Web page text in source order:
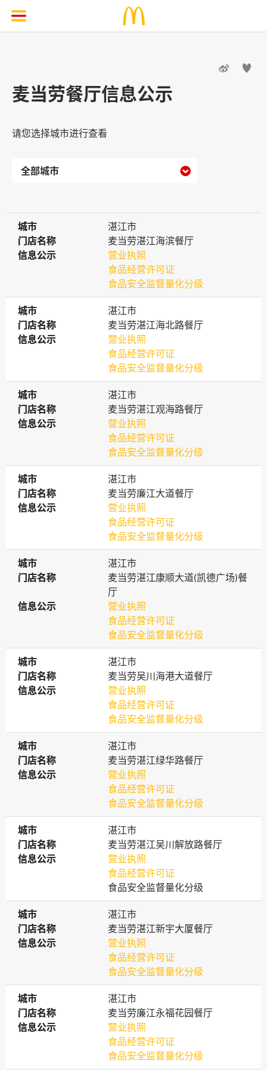
 
麦当劳餐厅信息公示
请您选择城市进行查看

城市
城市
湛江市
门店名称
门店名称
麦当劳湛江海滨餐厅
信息公示
信息公示
营业执照
食品经营许可证
食品安全监督量化分级
城市
城市
湛江市
门店名称
门店名称
麦当劳湛江海北路餐厅
信息公示
信息公示
营业执照
食品经营许可证
食品安全监督量化分级
城市
城市
湛江市
门店名称
门店名称
麦当劳湛江观海路餐厅
信息公示
信息公示
营业执照
食品经营许可证
食品安全监督量化分级
城市
城市
湛江市
门店名称
门店名称
麦当劳廉江大道餐厅
信息公示
信息公示
营业执照
食品经营许可证
食品安全监督量化分级
城市
城市
湛江市
门店名称
门店名称
麦当劳湛江康顺大道(凯德广场)餐
厅
信息公示
信息公示
营业执照
食品经营许可证
食品安全监督量化分级
城市
城市
湛江市
门店名称
门店名称
麦当劳吴川海港大道餐厅
信息公示
信息公示
营业执照
食品经营许可证
食品安全监督量化分级
城市
城市
湛江市
门店名称
门店名称
麦当劳湛江绿华路餐厅
信息公示
信息公示
营业执照
食品经营许可证
食品安全监督量化分级
城市
城市
湛江市
门店名称
门店名称
麦当劳湛江吴川解放路餐厅
信息公示
信息公示
营业执照
食品经营许可证
食品安全监督量化分级
城市
城市
湛江市
门店名称
门店名称
麦当劳湛江新宇大厦餐厅
信息公示
信息公示
营业执照
食品经营许可证
食品安全监督量化分级
城市
城市
湛江市
门店名称
门店名称
麦当劳廉江永福花园餐厅
信息公示
信息公示
营业执照
食品经营许可证
食品安全监督量化分级